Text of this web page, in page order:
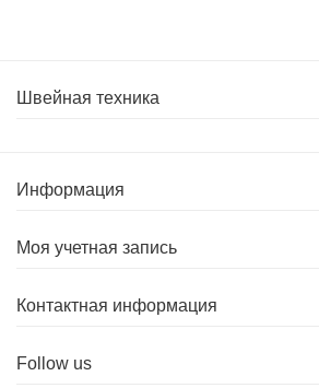
Швейная техника
Информация
Моя учетная запись
Контактная информация
Follow us